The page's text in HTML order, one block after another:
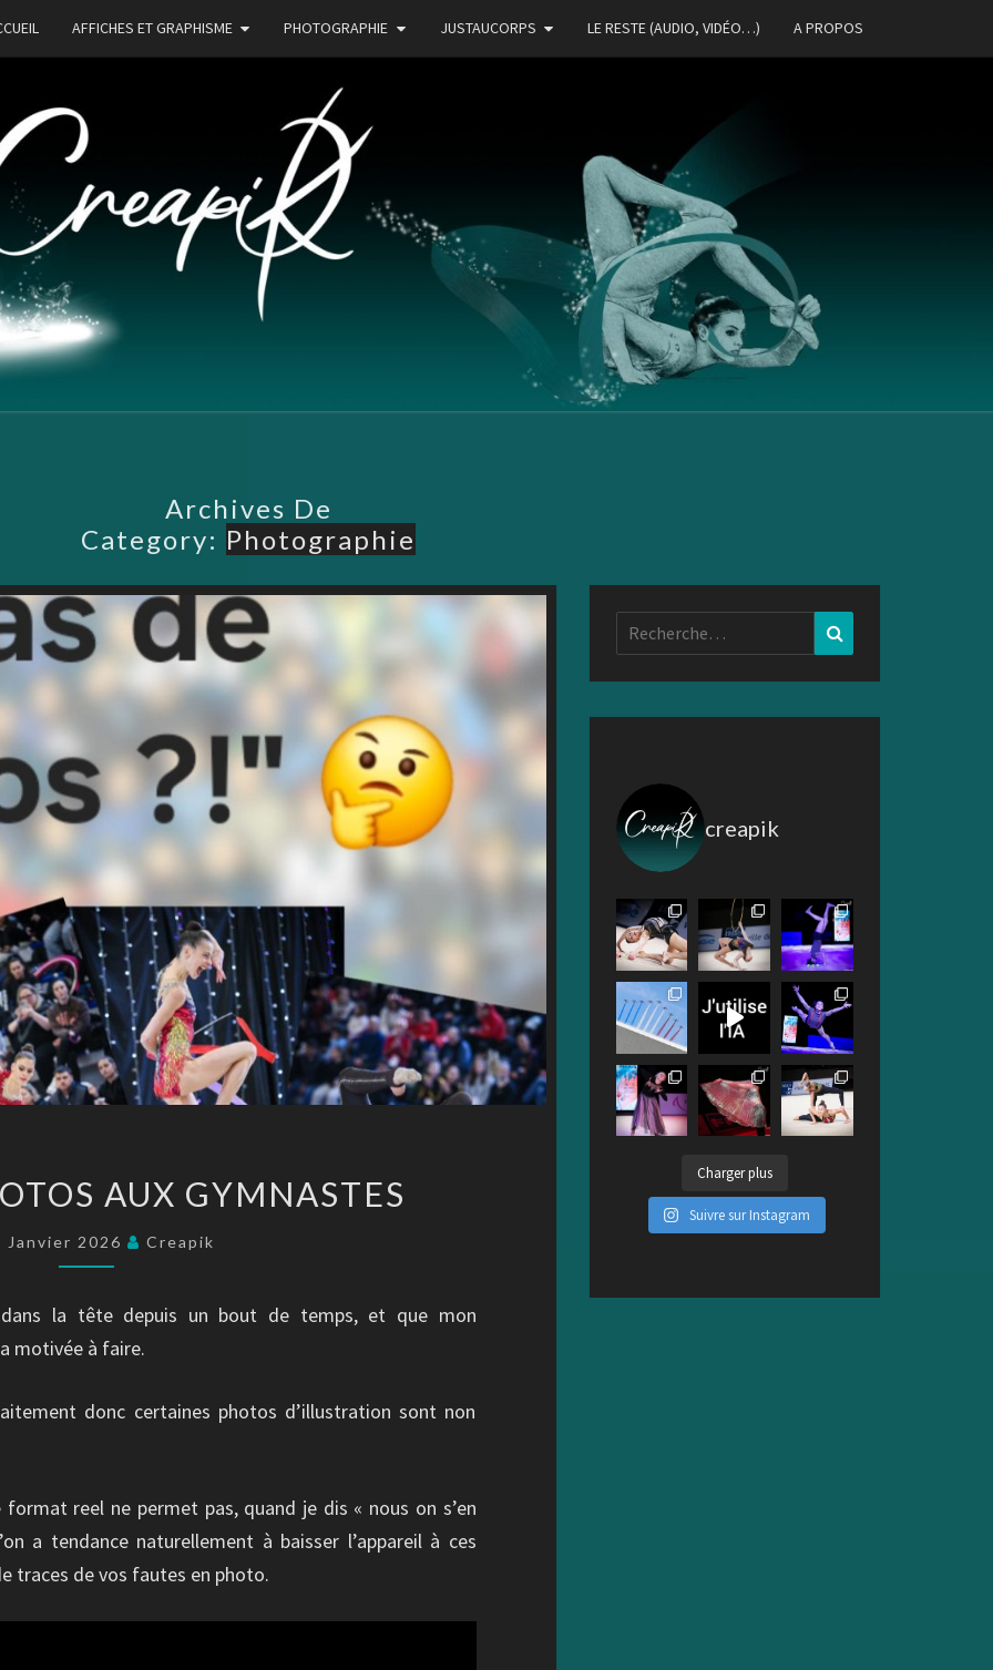
AFFICHES ET GRAPHISME PHOTOGRAPHIE JUSTAUCORPS LE RESTE (AUDIO, VIDÉO…) A PROPOS
Archives De
Category: Photographie
PHOTOS
AUX
GYMNASTES
AUX GYMNASTES
Janvier 2026 Creapik
la tête depuis un bout de temps, et que mon
motivée à faire.
donc certaines photos d’illustration sont non
reel ne permet pas, quand je dis « nous on s’en
a tendance naturellement à baisser l’appareil à ces
traces de vos fautes en photo.
Rechercher :
creapik
Charger plus
Suivre sur Instagram